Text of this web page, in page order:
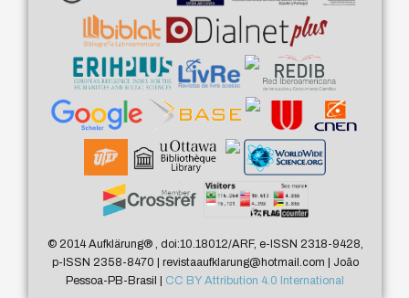
© 2014 Aufklärung®, doi:10.18012/ARF, e-ISSN 2318-9428,
p-ISSN 2358-8470 | revistaaufklarung@hotmail.com | João
Pessoa-PB-Brasil | CC BY Attribution 4.0 International